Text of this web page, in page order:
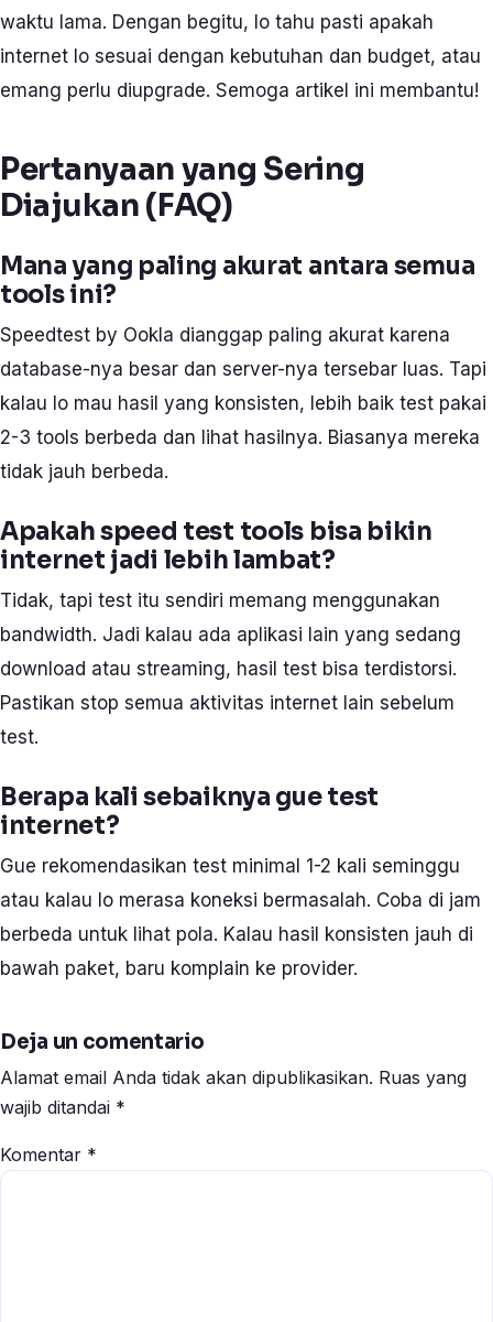
waktu lama. Dengan begitu, lo tahu pasti apakah
internet lo sesuai dengan kebutuhan dan budget, atau
emang perlu diupgrade. Semoga artikel ini membantu!
Pertanyaan yang Sering
Diajukan (FAQ)
Mana yang paling akurat antara semua
tools ini?
Speedtest by Ookla dianggap paling akurat karena
database-nya besar dan server-nya tersebar luas. Tapi
kalau lo mau hasil yang konsisten, lebih baik test pakai
2-3 tools berbeda dan lihat hasilnya. Biasanya mereka
tidak jauh berbeda.
Apakah speed test tools bisa bikin
internet jadi lebih lambat?
Tidak, tapi test itu sendiri memang menggunakan
bandwidth. Jadi kalau ada aplikasi lain yang sedang
download atau streaming, hasil test bisa terdistorsi.
Pastikan stop semua aktivitas internet lain sebelum
test.
Berapa kali sebaiknya gue test
internet?
Gue rekomendasikan test minimal 1-2 kali seminggu
atau kalau lo merasa koneksi bermasalah. Coba di jam
berbeda untuk lihat pola. Kalau hasil konsisten jauh di
bawah paket, baru komplain ke provider.
Deja un comentario
Alamat email Anda tidak akan dipublikasikan. Ruas yang
wajib ditandai *
Komentar *